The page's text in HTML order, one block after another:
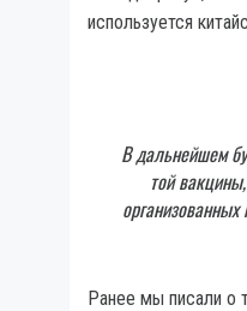
используется
В дальнейшем
той
Ранее мы писали о